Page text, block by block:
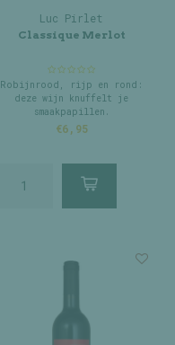
Luc Pirlet
Classique Merlot
Robijnrood, rijp en rond:
deze wijn knuffelt je
smaakpapillen.
€6,95